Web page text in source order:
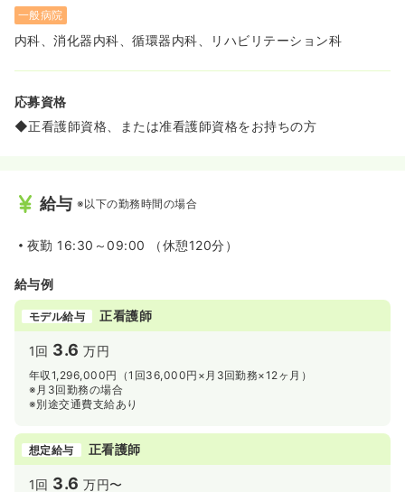
一般病院
内科、消化器内科、循環器内科、リハビリテーション科
応募資格
◆正看護師資格、または准看護師資格をお持ちの方
給与 ※以下の勤務時間の場合
夜勤 16:30～09:00 （休憩120分）
給与例
モデル給与 正看護師
1回 3.6 万円
年収1,296,000円（1回36,000円×月3回勤務×12ヶ月）
※月3回勤務の場合
※別途交通費支給あり
想定給与 正看護師
1回 3.6 万円〜